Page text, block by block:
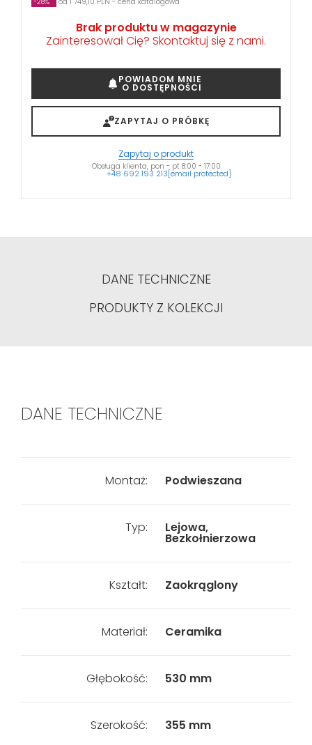
Brak produktu w magazynie
Zainteresował Cię? Skontaktuj się z nami.
POWIADOM MNIE
O DOSTĘPNOŚCI
ZAPYTAJ O PRÓBKĘ
Zapytaj o produkt
Obsługa klienta, pon - pt 8:00 - 17:00
+48 692 193 213[email protected]
DANE TECHNICZNE
PRODUKTY Z KOLEKCJI
DANE TECHNICZNE
Montaż: Podwieszana
Typ: Lejowa,
Bezkołnierzowa
Kształt: Zaokrąglony
Materiał: Ceramika
Głębokość: 530 mm
Szerokość: 355 mm